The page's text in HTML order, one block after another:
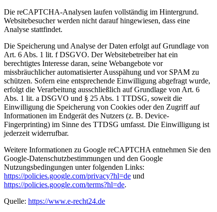
Die reCAPTCHA-Analysen laufen vollständig im Hintergrund.
Websitebesucher werden nicht darauf hingewiesen, dass eine
Analyse stattfindet.
Die Speicherung und Analyse der Daten erfolgt auf Grundlage von
Art. 6 Abs. 1 lit. f DSGVO. Der Websitebetreiber hat ein
berechtigtes Interesse daran, seine Webangebote vor
missbräuchlicher automatisierter Ausspähung und vor SPAM zu
schützen. Sofern eine entsprechende Einwilligung abgefragt wurde,
erfolgt die Verarbeitung ausschließlich auf Grundlage von Art. 6
Abs. 1 lit. a DSGVO und § 25 Abs. 1 TTDSG, soweit die
Einwilligung die Speicherung von Cookies oder den Zugriff auf
Informationen im Endgerät des Nutzers (z. B. Device-
Fingerprinting) im Sinne des TTDSG umfasst. Die Einwilligung ist
jederzeit widerrufbar.
Weitere Informationen zu Google reCAPTCHA entnehmen Sie den
Google-Datenschutzbestimmungen und den Google
Nutzungsbedingungen unter folgenden Links:
https://policies.google.com/privacy?hl=de und
https://policies.google.com/terms?hl=de.
Quelle: https://www.e-recht24.de